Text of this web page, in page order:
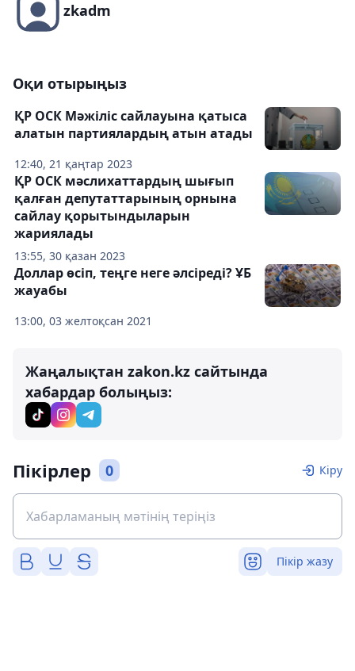
zkadm
Оқи отырыңыз
12:40, 21 қаңтар 2023
ҚР ОСК Мәжіліс сайлауына қатыса
алатын партиялардың атын атады
13:55, 30 қазан 2023
ҚР ОСК мәслихаттардың шығып
қалған депутаттарының орнына
сайлау қорытындыларын
жариялады
13:00, 03 желтоқсан 2021
Доллар өсіп, теңге неге әлсіреді? ҰБ
жауабы
Жаңалықтан zakon.kz сайтында
хабардар болыңыз:
Пікірлер 0 Кіру
Пікір жазу